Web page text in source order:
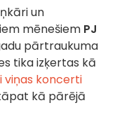
un
mēnešiem PJ
pārtraukuma
tika izķertas kā
viņas koncerti
kā pārējā